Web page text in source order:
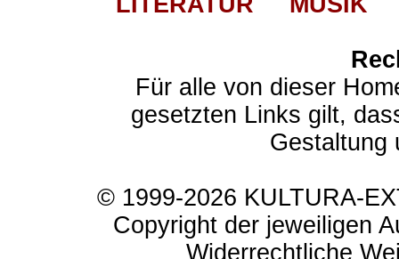
Für alle von dieser
gesetzten Links gilt,
Gestaltung
© 1999-2026 KULTURA-
Copyright der jeweiligen
Widerrechtliche